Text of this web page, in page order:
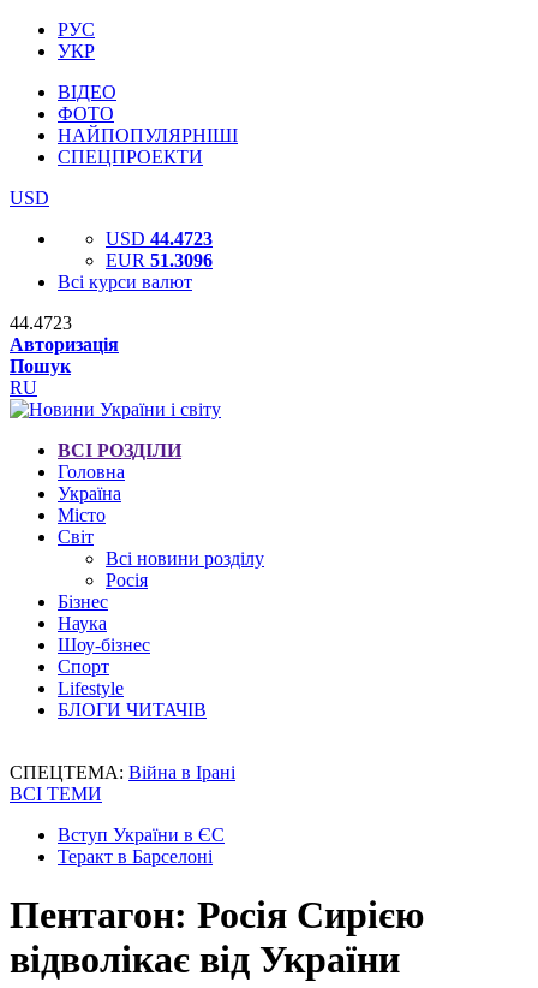
РУС
УКР
ВІДЕО
ФОТО
НАЙПОПУЛЯРНІШІ
СПЕЦПРОЕКТИ
USD
USD 44.4723
EUR 51.3096
Всі курси валют
44.4723
Авторизація
Пошук
RU
ВСІ РОЗДІЛИ
Головна
Україна
Місто
Світ
Всі новини розділу
Росія
Бізнес
Наука
Шоу-бізнес
Спорт
Lifestyle
БЛОГИ ЧИТАЧІВ
СПЕЦТЕМА: Війна в Ірані
ВСІ ТЕМИ
Вступ України в ЄС
Теракт в Барселоні
Пентагон: Росія Сирією
відволікає від України